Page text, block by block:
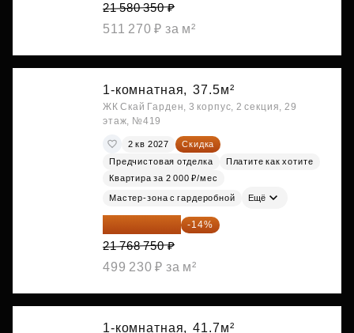
21 580 350 ₽
511 270 ₽ за м²
1-комнатная, 37.5м²
ЖК Скай Гарден, 3 корпус, 2 секция, 29
этаж, №419
2 кв 2027
Скидка
Предчистовая отделка
Платите как хотите
Квартира за 2 000 ₽/мес
Мастер-зона с гардеробной Ещё
18 721 125 ₽ -14%
21 768 750 ₽
499 230 ₽ за м²
1-комнатная, 41.7м²